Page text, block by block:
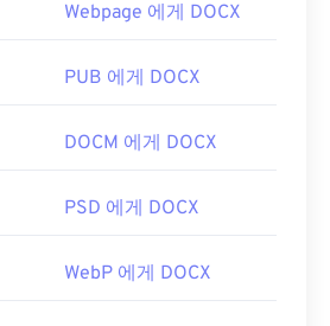
Webpage 에게 DOCX
PUB 에게 DOCX
DOCM 에게 DOCX
PSD 에게 DOCX
WebP 에게 DOCX